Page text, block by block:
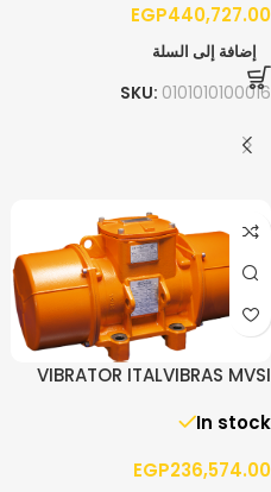
EGP440,727.00
إضافة إلى السلة
SKU: 0101010100016
VIBRATOR ITALVIBRAS MVSI
In stock
EGP236,574.00